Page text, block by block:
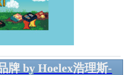
牌 by Hoelex浩理斯-